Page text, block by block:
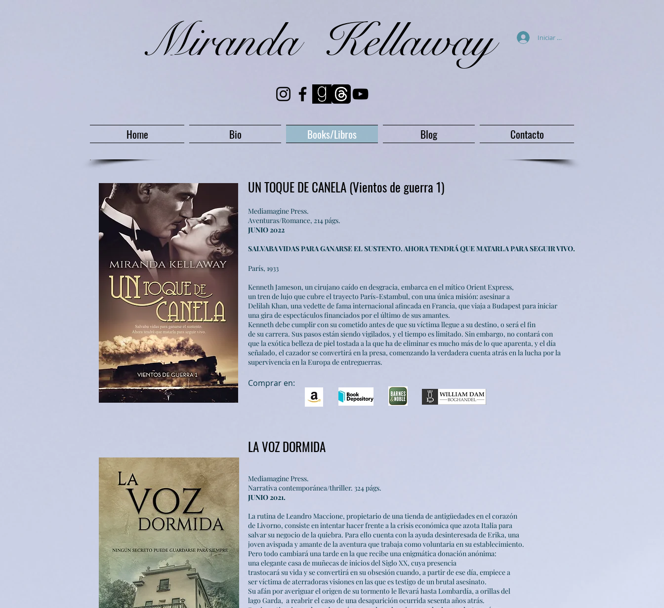
​Miranda Kellaway Iniciar sesión
Home Bio Books/Libros Blog Contacto
UN TOQUE DE CANELA (Vientos de guerra 1)
Mediamagine Press.
Aventuras/Romance, 214 págs.
JUNIO 2022
SALVABA VIDAS PARA GANARSE EL SUSTENTO. AHORA TENDRÁ QUE MATARLA PARA SEGUIR VIVO.
París, 1933
Kenneth Jameson, un cirujano caído en desgracia, embarca en el mítico Orient Express,
un tren de lujo quecubre el trayecto París-Estambul, con una única misión: asesinar a
Delilah Khan, una vedette de fama internacional afincada en Francia, que viaja a Budapest para iniciar
una gira de espectáculos financiados por el último de susamantes.
Kenneth debe cumplir con su cometido antes de que su víctima llegue a su destino, o será el fin
de su carrera. Sus pasos están siendo vigilados, y el tiempo es limitado. Sin embargo, no contará con
que la exótica belleza de piel tostada a la que ha de eliminar es mucho más de lo que aparenta, y el día
señalado, el cazador se convertirá en la presa, comenzando la verdadera cuenta atrás en la lucha por la
supervivencia en la Europa de entreguerras.
Comprar en:
LA VOZ DORMIDA
Mediamagine Press.
Narrativa contemporánea/thriller. 324 págs.
JUNIO 2021.
La rutina de Leandro Maccione, propietario de una tienda de antigüedades en el corazón
de Livorno, consiste en intentar hacer frente a la crisis económica que azota Italia para
salvar su negocio de la quiebra. Para ello cuenta con la ayuda desinteresada de Erika, una
joven avispada y amante de la aventura que trabaja como voluntaria en su establecimiento.
Pero todo cambiará una tarde en la que recibe una enigmática donación anónima:
una elegante casa de muñecas de inicios del Siglo XX, cuya presencia
trastocará su vida y se convertirá en su obsesión cuando, a partir de ese día, empiece a
ser víctima de aterradoras visiones en las que es testigo de un brutal asesinato.
Su afán por averiguar el origen de su tormento le llevará hasta Lombardía, a orillas del
lago Garda, a reabrir el caso de una desaparición ocurrida sesenta años atrás.